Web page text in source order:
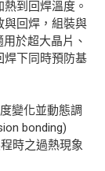
到回焊溫度。
與回焊，組裝與
於超大晶片、
焊下同時預防基
變化並動態調
bonding)
時之過熱現象